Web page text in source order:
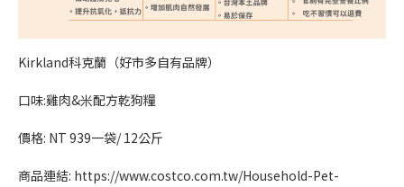
Kirkland科克蘭（好市多自有品牌）
口味:雞肉&米配方乾狗糧
價格: NT 939一袋/ 12公斤
商品連結: https://www.costco.com.tw/Household-Pet-